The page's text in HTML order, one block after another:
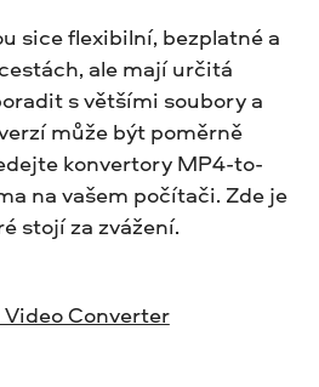
sice flexibilní, bezplatné a
ale mají určitá
s většími soubory a
může být poměrně
konvertory MP4-to-
na vašem počítači. Zde je
stojí za zvážení.
Converter